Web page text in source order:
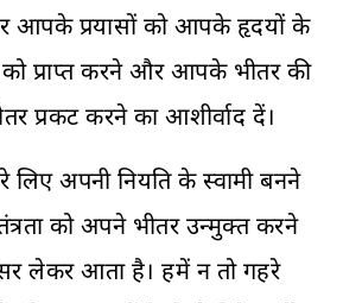
आपके प्रयासों को आपके हृदयों के
प्राप्त करने और आपके भीतर की
प्रकट करने का आशीर्वाद दें।
लिए अपनी नियति के स्वामी बनने
को अपने भीतर उन्मुक्त करने
लेकर आता है। हमें न तो गहरे